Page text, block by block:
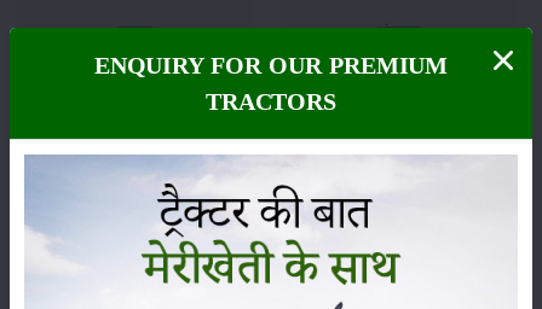
फसल भंडारण
ENQUIRY FOR OUR PREMIUM
TRACTORS